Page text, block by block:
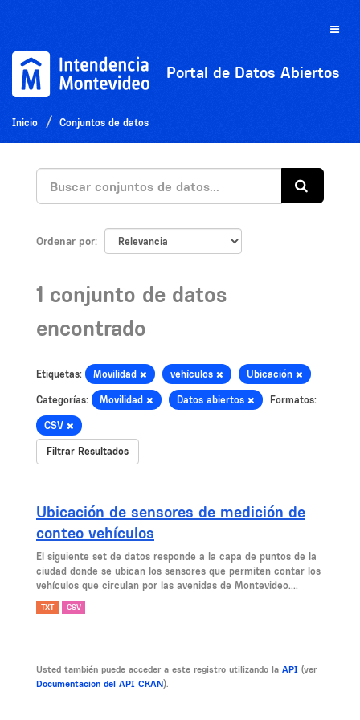
Toggle
Portal de Datos Abiertos
Inicio Conjuntos de datos
Ordenar por
1 conjunto de datos
encontrado
Etiquetas: Movilidad vehículos Ubicación
Categorías: Movilidad Datos abiertos Formatos:
CSV
Filtrar Resultados
Ubicación de sensores de medición de
conteo vehículos
El siguiente set de datos responde a la capa de puntos de la
ciudad donde se ubican los sensores que permiten contar los
vehículos que circulan por las avenidas de Montevideo....
TXT CSV
Usted también puede acceder a este registro utilizando la API (ver
Documentacion del API CKAN).